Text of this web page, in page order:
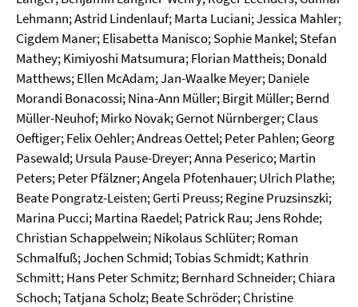
Lehmann; Astrid Lindenlauf; Marta Luciani; Jessica Mahler;
Cigdem Maner; Elisabetta Manisco; Sophie Mankel; Stefan
Mathey; Kimiyoshi Matsumura; Florian Mattheis; Donald
Matthews; Ellen McAdam; Jan-Waalke Meyer; Daniele
Morandi Bonacossi; Nina-Ann Müller; Birgit Müller; Bernd
Müller-Neuhof; Mirko Novak; Gernot Nürnberger; Claus
Oeftiger; Felix Oehler; Andreas Oettel; Peter Pahlen; Georg
Pasewald; Ursula Pause-Dreyer; Anna Peserico; Martin
Peters; Peter Pfälzner; Angela Pfotenhauer; Ulrich Plathe;
Beate Pongratz-Leisten; Gerti Preuss; Regine Pruzsinszki;
Marina Pucci; Martina Raedel; Patrick Rau; Jens Rohde;
Christian Schappelwein; Nikolaus Schlüter; Roman
Schmalfuß; Jochen Schmid; Tobias Schmidt; Kathrin
Schmitt; Hans Peter Schmitz; Bernhard Schneider; Chiara
Schoch; Tatjana Scholz; Beate Schröder; Christine